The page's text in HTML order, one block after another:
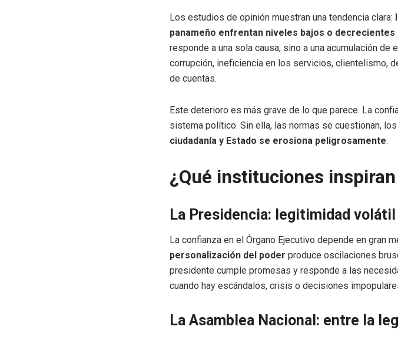
Los estudios de opinión muestran una tendencia clara:
panameño enfrentan niveles bajos o decrecientes
responde a una sola causa, sino a una acumulación
corrupción, ineficiencia en los servicios, clientelismo,
de cuentas.
Este deterioro es más grave de lo que parece. La
sistema político. Sin ella, las normas se cuestionan,
ciudadanía y Estado se erosiona peligrosamente.
¿Qué instituciones
La Presidencia: legitimidad volátil
La confianza en el Órgano Ejecutivo depende en gran
personalización del poder produce oscilaciones
presidente cumple promesas y responde a las
cuando hay escándalos, crisis o decisiones
La Asamblea Nacional: entre la